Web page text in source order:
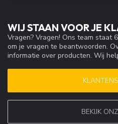
WIJ STAAN VOOR JE
Vragen? Vragen! Ons team staat
om je vragen te beantwoorden.
informatie over producten. Wij
BEKIJK